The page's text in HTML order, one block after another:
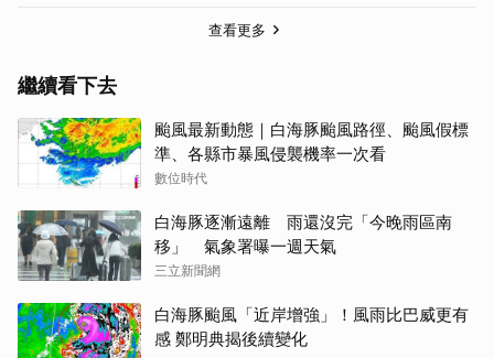
查看更多
繼續看下去
颱風最新動態｜白海豚颱風路徑、颱風假標
準、各縣市暴風侵襲機率一次看
數位時代
白海豚逐漸遠離 雨還沒完「今晚雨區南
移」 氣象署曝一週天氣
三立新聞網
白海豚颱風「近岸增強」！風雨比巴威更有
感 鄭明典揭後續變化